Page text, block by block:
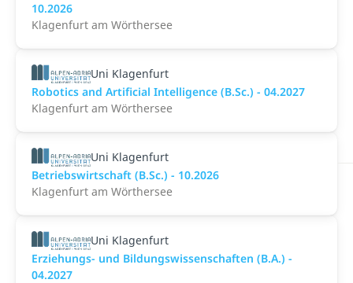
10.2026
Klagenfurt am Wörthersee
Uni Klagenfurt
Robotics and Artificial Intelligence (B.Sc.) - 04.2027
Klagenfurt am Wörthersee
Uni Klagenfurt
Betriebswirtschaft (B.Sc.) - 10.2026
Klagenfurt am Wörthersee
Uni Klagenfurt
Erziehungs- und Bildungswissenschaften (B.A.) -
04.2027